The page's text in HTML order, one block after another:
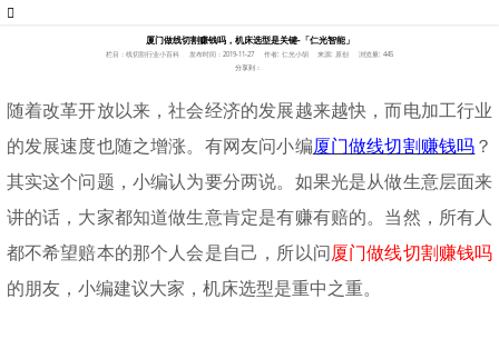
厦门做线切割赚钱吗，机床选型是关键-「仁光智能」
栏目：线切割行业小百科 发布时间：2019-11-27 作者: 仁光小胡 来源: 原创
浏览量: 445
分享到：
随着改革开放以来，社会经济的发展越来越快，而电加工行业
的发展速度也随之增涨。有网友问小编厦门做线切割赚钱吗 ？
其实这个问题，小编认为要分两说。如果光是从做生意层面来
讲的话，大家都知道做生意肯定是有赚有赔的。当然，所有人
都不希望赔本的那个人会是自己，所以问 厦门做线切割赚钱吗
的朋友，小编建议大家，机床选型是重中之重。